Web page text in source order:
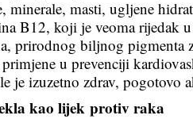
minerale, masti, ugljene
B12, koji je veoma rijedak
prirodnog biljnog pigmenta
u prevenciji
je izuzetno zdrav, pogotovo
kao lijek protiv raka